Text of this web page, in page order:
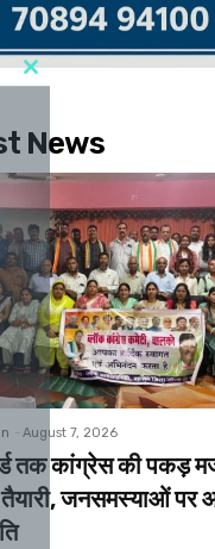
News
August 7, 2026
तक कांग्रेस की पकड़
जनसमस्याओं पर